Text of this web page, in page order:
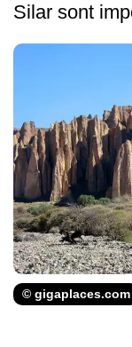
Silar sont
© gigaplaces.com